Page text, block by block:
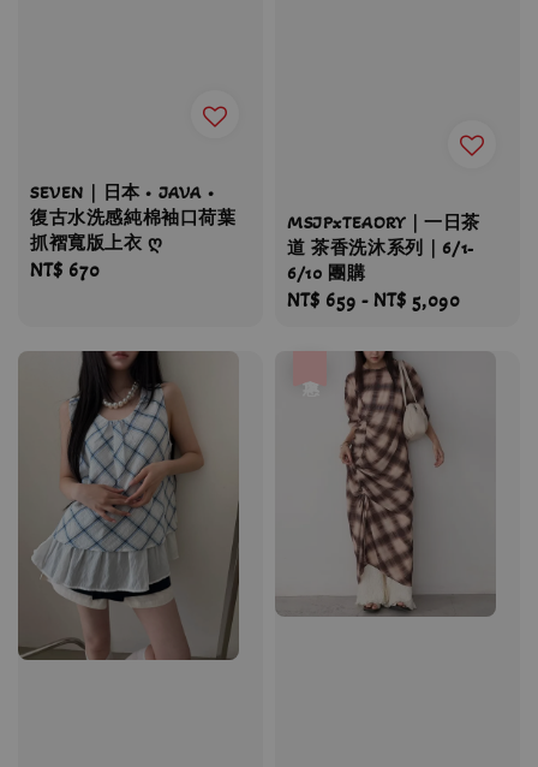
SEVEN｜日本 • JAVA •
復古水洗感純棉袖口荷葉
抓褶寬版上衣 ღ
Regular
NT$ 670
MSJPxTEAORY｜一日茶
道 茶香洗沐系列｜6/1-
6/10 團購
Regular
NT$ 659 -NT$ 5,090